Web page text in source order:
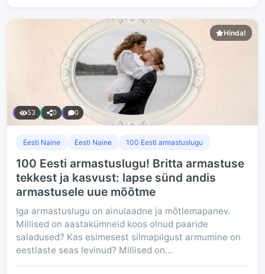
Hinda!
53 0 0
Eesti Naine Eesti Naine 100 Eesti armastuslugu
100 Eesti armastuslugu! Britta armastuse
tekkest ja kasvust: lapse sünd andis
armastusele uue mõõtme
Iga armastuslugu on ainulaadne ja mõtlemapanev.
Millised on aastakümneid koos olnud paaride
saladused? Kas esimesest silmapilgust armumine on
eestlaste seas levinud? Millised on...